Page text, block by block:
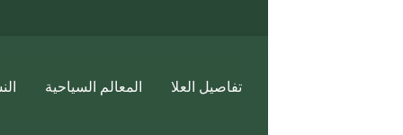
المعالم السياحية النشاطات والجولات